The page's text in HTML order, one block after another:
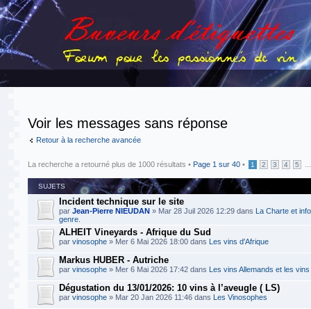
Voir les messages sans réponse
Retour à la recherche avancée
La recherche a retourné plus de 1000 résultats • Page 1 sur 40 • 1 2 3 4 5
SUJETS
Incident technique sur le site
par Jean-Pierre NIEUDAN » Mar 28 Juil 2026 12:29 dans La Charte et
genre.
ALHEIT Vineyards - Afrique du Sud
par vinosophe » Mer 6 Mai 2026 18:00 dans Les vins d'Afrique
Markus HUBER - Autriche
par vinosophe » Mer 6 Mai 2026 17:42 dans Les vins Allemands et les
Dégustation du 13/01/2026: 10 vins à l’aveugle ( LS)
par vinosophe » Mar 20 Jan 2026 11:46 dans Les Vinosophes